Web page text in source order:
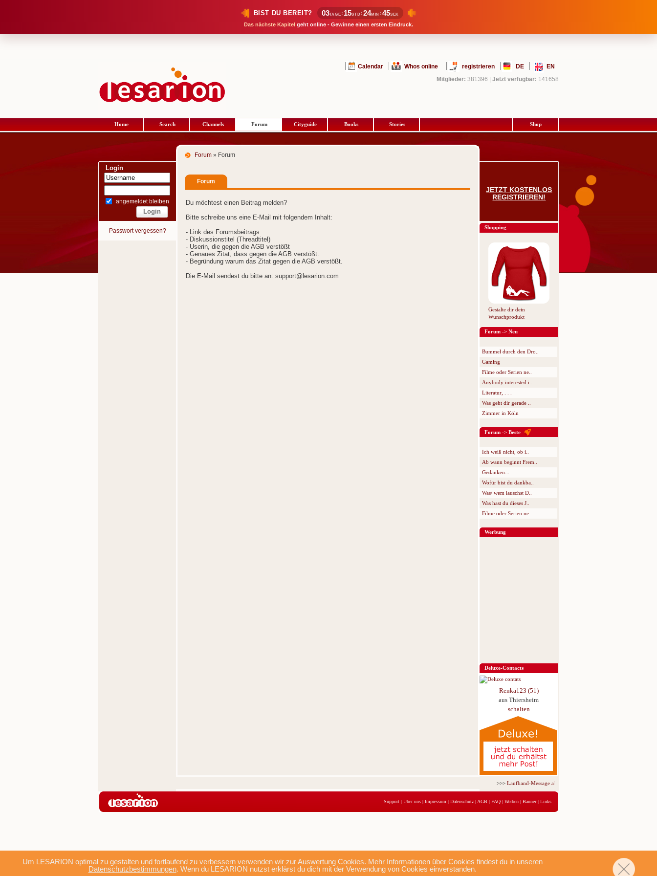
BIST DU BEREIT? 03TAGE : 15STD :24MIN :45SEK
Das nächste Kapitel geht online - Gewinne einen ersten Eindruck.
Um LESARION optimal zu gestalten und fortlaufend zu verbessern verwenden wir zur Auswertung Cookies. Mehr Informationen über Cookies findest du in unseren
Datenschutzbestimmungen. Wenn du LESARION nutzst erklärst du dich mit der Verwendung von Cookies einverstanden.
Calendar Whos online registrieren DE
EN
Mitglieder: 381396 Jetzt verfügbar: 141658
Home Search Channels Forum Cityguide Books Stories Shop
Login
angemeldet bleiben
Passwort vergessen?
Forum » Forum
Forum
Du möchtest einen Beitrag melden?
Bitte schreibe uns eine E-Mail mit folgendem Inhalt:
- Link des Forumsbeitrags
- Diskussionstitel (Threadtitel)
- Userin, die gegen die AGB verstößt
- Genaues Zitat, dass gegen die AGB verstößt.
- Begründung warum das Zitat gegen die AGB verstößt.
Die E-Mail sendest du bitte an: support@lesarion.com
JETZT KOSTENLOS
REGISTRIEREN!
Shopping
Gestalte dir dein
Wunschprodukt
Forum -> Neu
Bummel durch den Dro..
Gaming
Filme oder Serien ne..
Anybody interested i..
Literatur, . . .
Was geht dir gerade ..
Zimmer in Köln
Forum -> Beste
Ich weiß nicht, ob i..
Ab wann beginnt Frem..
Gedanken...
Wofür bist du dankba..
Was/ wem lauschst D..
Was hast du dieses J..
Filme oder Serien ne..
Werbung
Deluxe-Contacts
Renka123 (51)
aus Thiersheim
schalten
>>>Laufband-Message ab nur 5,95 € für 3 Tage!
Support | Über uns | Impressum | Datenschutz | AGB | FAQ | Werben | Banner| Links